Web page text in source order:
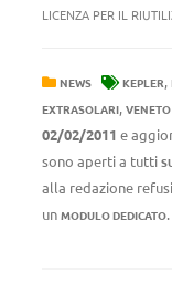
LICENZA PER IL
NEWS KEPLER,
EXTRASOLARI, VENETO
02/02/2011 e
sono aperti a tutti
alla redazione
un MODULO DEDICATO.